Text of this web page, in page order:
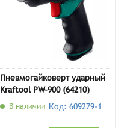
Пневмогайковерт ударный
Kraftool PW-900 (64210)
В наличии Код: 609279-1